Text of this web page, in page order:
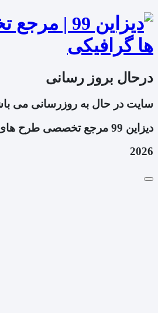
درحال بروز رسانی
سایت در حال به روزرسانی می
دیزاین 99 مرجع تخصصی طرح های گرافیکی
2026